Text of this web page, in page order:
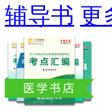
辅导书 更